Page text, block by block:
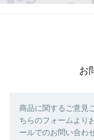
お
商品に関するご意見
ちらのフォームより
ールでのお問い合わ